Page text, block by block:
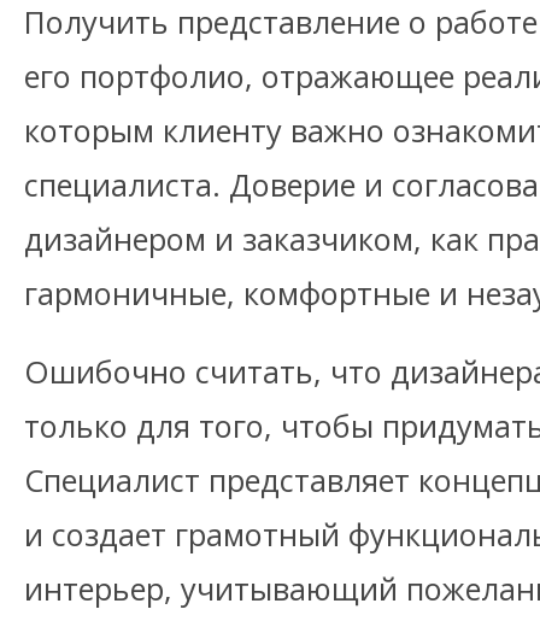
Получить представление о
его портфолио, отражающее
которым клиенту важно
специалиста. Доверие и
дизайнером и заказчиком, как
гармоничные, комфортные и
Ошибочно считать, что
только для того, чтобы
Специалист представляет
и создает грамотный
интерьер, учитывающий